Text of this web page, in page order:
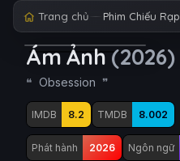
Trang chủ Phim Chiếu Rạp
Ám Ảnh (2026)
Obsession
IMDB 8.2 TMDB 8.002
Phát hành 2026 Ngôn ngữ